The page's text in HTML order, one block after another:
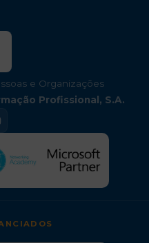
e Organizações
Profissional, S.A.